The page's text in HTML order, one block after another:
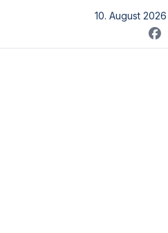
springen
10. August 2026